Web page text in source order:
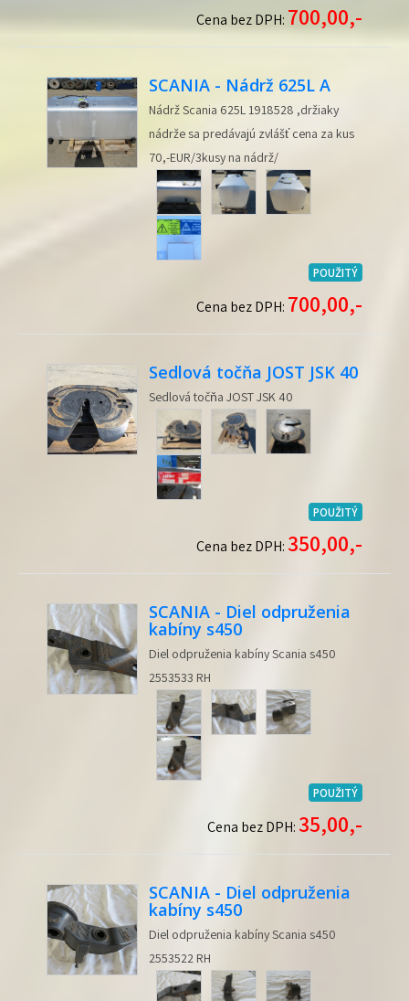
Cena bez DPH: 700,00,-
SCANIA - Nádrž 625L A
Nádrž Scania 625L 1918528 ,držiaky
nádrže sa predávajú zvlášť cena za kus
70,-EUR/3kusy na nádrž/
POUŽITÝ
Cena bez DPH: 700,00,-
Sedlová točňa JOST JSK 40
Sedlová točňa JOST JSK 40
POUŽITÝ
Cena bez DPH: 350,00,-
SCANIA - Diel odpruženia
kabíny s450
Diel odpruženia kabíny Scania s450
2553533 RH
POUŽITÝ
Cena bez DPH: 35,00,-
SCANIA - Diel odpruženia
kabíny s450
Diel odpruženia kabíny Scania s450
2553522 RH